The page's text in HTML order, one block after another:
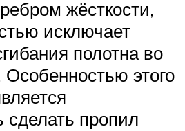
жёсткости,
исключает
полотна во
этого
сделать пропил